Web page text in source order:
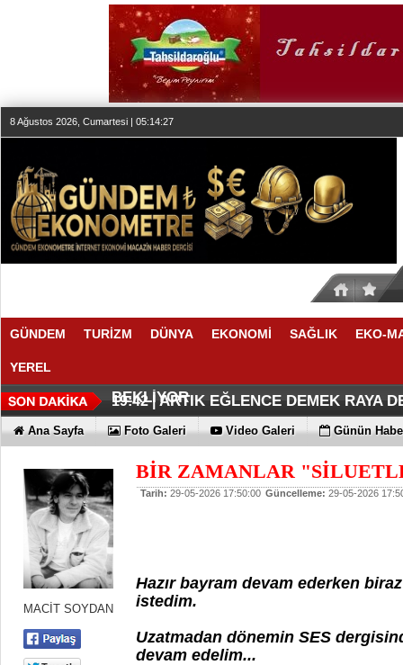
8 Ağustos 2026, Cumartesi | 05:14:27
GÜNDEM TURİZM DÜNYA EKONOMİ SAĞLIK EKO-
YEREL
20:00 |SEKTÖR, İSTİKRARLI BÜYÜME
BEKLİYOR
19:58 |MAKYÖZ CANSU DURKUN'DAN
19:42 |ARTIK EĞLENCE DEMEK RAYA
19:38 |İŞTE OYAK ÇİMENTO FARKI
19:36 |HER YÖNÜYLE MAXİMUM
19:30 |ÜÇÜNCÜ KEZ BULUTLARIN
19:27 |HOMEPORT STRATEJİSİ
SAĞLIYOR
07:09 |İŞTE O 500
Ana Sayfa Foto Galeri Video Galeri Günün
MACİT SOYDAN
BİR ZAMANLAR
Tarih: 29-05-2026 17:50:00 Güncelleme: 29-05-2026
Hazır bayram devam ederken
istedim.
Uzatmadan dönemin SES
devam edelim...